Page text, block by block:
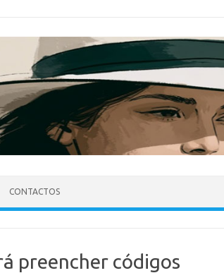
CONTACTOS
preencher códigos